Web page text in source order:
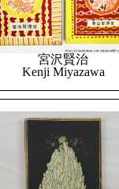
宮沢賢治
Kenji Miyazawa